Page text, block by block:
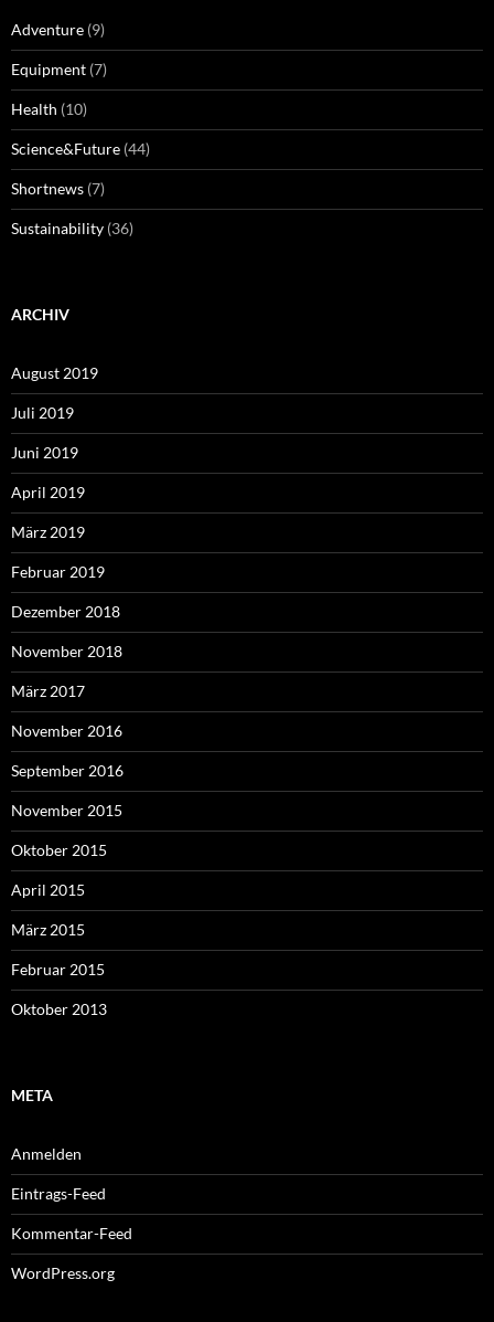
Adventure (9)
Equipment (7)
Health (10)
Science&Future (44)
Shortnews (7)
Sustainability (36)
ARCHIV
August 2019
Juli 2019
Juni 2019
April 2019
März 2019
Februar 2019
Dezember 2018
November 2018
März 2017
November 2016
September 2016
November 2015
Oktober 2015
April 2015
März 2015
Februar 2015
Oktober 2013
META
Anmelden
Eintrags-Feed
Kommentar-Feed
WordPress.org